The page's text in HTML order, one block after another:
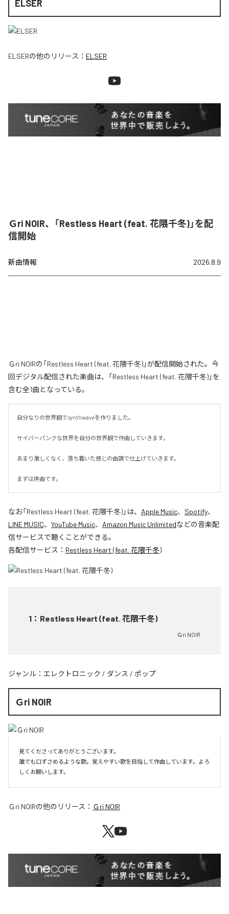
ELSER
ELSERの他のリリース： ELSER
Ｇri NOIR、「Restless Heart (feat. 花隈千冬)」を配
信開始
新曲情報 2026.8.9
Ｇri NOIRの「Restless Heart (feat. 花隈千冬)」が配信開始された。今
回デジタル配信された楽曲は、「Restless Heart (feat. 花隈千冬)」を
含む全1曲となっている。
自分なりの世界観でsynthwaveを作りました。
サイバーパンクな世界を自分の世界観で作曲していきます。
あまり激しくなく、落ち着いた感じの曲調で仕上げていきます。
まずは序曲です。
なお「Restless Heart (feat. 花隈千冬)」は、 Apple Music、 Spotify、
LINE MUSIC、 YouTube Music、 Amazon Music Unlimitedなどの音楽配
信サービスで聴くことができる。
各配信サービス： Restless Heart (feat. 花隈千冬)
1 ： Restless Heart (feat. 花隈千冬)
Ｇri NOIR
ジャンル： エレクトロニック / ダンス / ポップ
Ｇri NOIR
見てくださってありがとうございます。
誰でも口ずさめるような歌。覚えやすい歌を目指して作曲しています。よろ
しくお願いします。
Ｇri NOIRの他のリリース： Ｇri NOIR